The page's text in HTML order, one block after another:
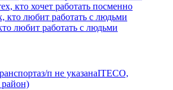
кто хочет работать посменно
любит работать с людьми
з/п не указанаITECO,